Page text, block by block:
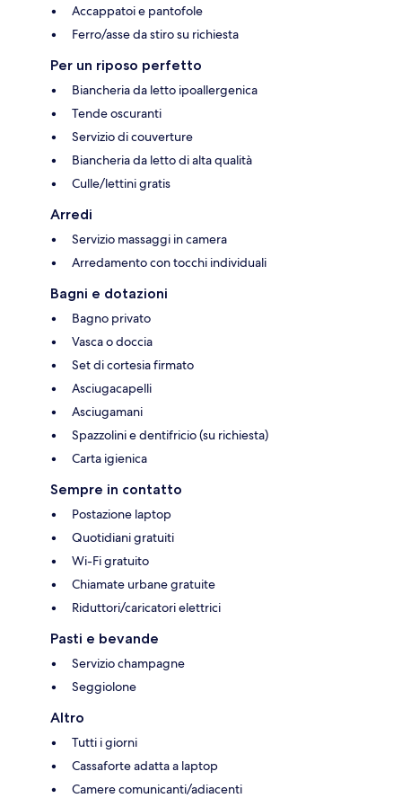
Accappatoi e pantofole
Ferro/asse da stiro su richiesta
Per un riposo perfetto
Biancheria da letto ipoallergenica
Tende oscuranti
Servizio di couverture
Biancheria da letto di alta qualità
Culle/lettini gratis
Arredi
Servizio massaggi in camera
Arredamento con tocchi individuali
Bagni e dotazioni
Bagno privato
Vasca o doccia
Set di cortesia firmato
Asciugacapelli
Asciugamani
Spazzolini e dentifricio (su richiesta)
Carta igienica
Sempre in contatto
Postazione laptop
Quotidiani gratuiti
Wi-Fi gratuito
Chiamate urbane gratuite
Riduttori/caricatori elettrici
Pasti e bevande
Servizio champagne
Seggiolone
Altro
Tutti i giorni
Cassaforte adatta a laptop
Camere comunicanti/adiacenti